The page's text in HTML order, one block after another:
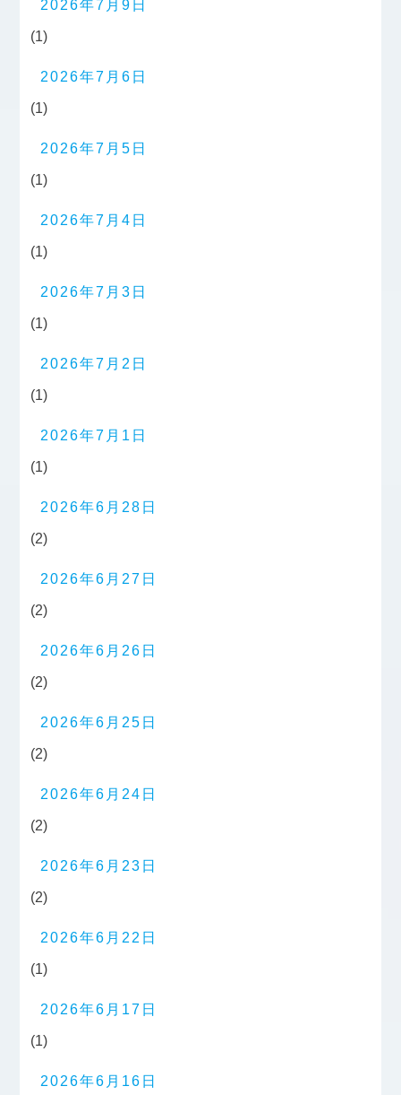
2026年7月9日
(1)
2026年7月6日
(1)
2026年7月5日
(1)
2026年7月4日
(1)
2026年7月3日
(1)
2026年7月2日
(1)
2026年7月1日
(1)
2026年6月28日
(2)
2026年6月27日
(2)
2026年6月26日
(2)
2026年6月25日
(2)
2026年6月24日
(2)
2026年6月23日
(2)
2026年6月22日
(1)
2026年6月17日
(1)
2026年6月16日